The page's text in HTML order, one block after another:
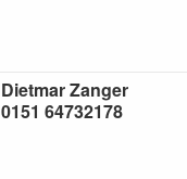
Dietmar Zanger
0151 64732178